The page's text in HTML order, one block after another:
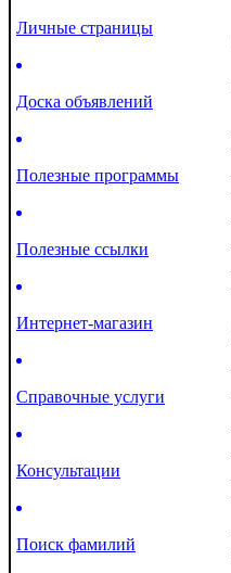
Личные страницы
Доска объявлений
Полезные программы
Полезные ссылки
Интернет-магазин
Справочные услуги
Консультации
Поиск фамилий